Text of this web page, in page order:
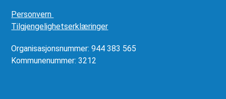
Personvern
Tilgjengelighetserklæringer
Organisasjonsnummer: 944 383 565
Kommunenummer: 3212